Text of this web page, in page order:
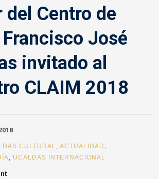
del Centro de
José
invitado al
CLAIM 2018
CULTURAL, ACTUALIDAD ,
, UCALDAS INTERNACIONAL